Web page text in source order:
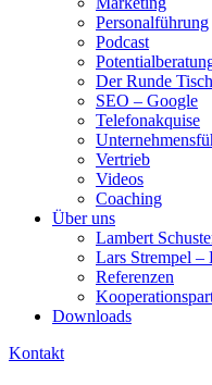
Personalführung
Podcast
Der Runde Tisch
SEO – Google
Telefonakquise
Vertrieb
Videos
Coaching
Über uns
Lambert
Lars Strempel –
Referenzen
Downloads
Kontakt